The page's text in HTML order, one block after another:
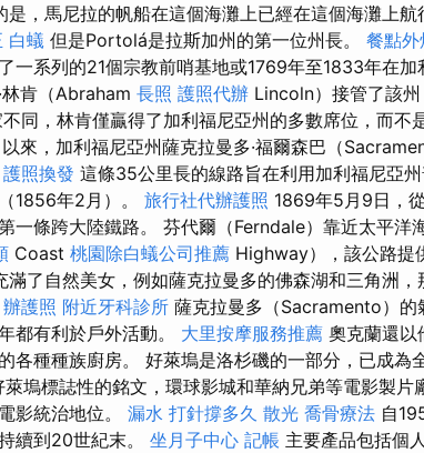
是，馬尼拉的帆船在這個海灘上已經在這個海灘上
白蟻 但是Portolá是拉斯加州的第一位州長。 餐點外
一系列的21個宗教前哨基地或1769年至1833年在
肯（Abraham 長照 護照代辦 Lincoln）接管了該州
同，林肯僅贏得了加利福尼亞州的多數席位，而不
來，加利福尼亞州薩克拉曼多·福爾森巴（
護照換發 這條35公里長的線路旨在利用加利福尼亞
1856年2月）。 旅行社代辦護照 1869年5月9日，
一條跨大陸鐵路。 芬代爾（Ferndale）靠近太平洋
Coast 桃園除白蟻公司推薦 Highway），該公路提
滿了自然美女，例如薩克拉曼多的佛森湖和三角洲
辦護照 附近牙科診所 薩克拉曼多（Sacramento）的
都有利於戶外活動。 大里按摩服務推薦 奧克蘭還以
各種種族廚房。 好萊塢是洛杉磯的一部分，已成為
萊塢標誌性的銘文，環球影城和華納兄弟等電影製片
影統治地位。 漏水 打針撐多久 散光 喬骨療法 自
續到20世紀末。 坐月子中心 記帳 主要產品包括個